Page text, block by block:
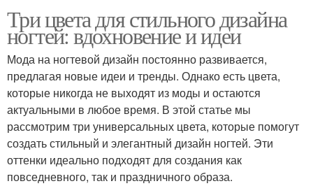
Три цвета для стильного дизайна
ногтей: вдохновение и идеи
Мода на ногтевой дизайн постоянно развивается,
предлагая новые идеи и тренды. Однако есть цвета,
которые никогда не выходят из моды и остаются
актуальными в любое время. В этой статье мы
рассмотрим три универсальных цвета, которые помогут
создать стильный и элегантный дизайн ногтей. Эти
оттенки идеально подходят для создания как
повседневного, так и праздничного образа.